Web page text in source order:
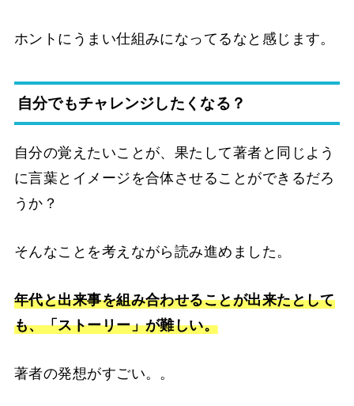
ホントにうまい仕組みになってるなと感じます。
自分でもチャレンジしたくなる？
自分の覚えたいことが、果たして著者と同じよう
に言葉とイメージを合体させることができるだろ
うか？
そんなことを考えながら読み進めました。
年代と出来事を組み合わせることが出来たとして
も、「ストーリー」が難しい。
著者の発想がすごい。。